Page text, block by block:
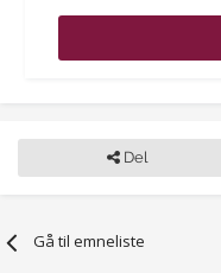
Del
Gå til emneliste